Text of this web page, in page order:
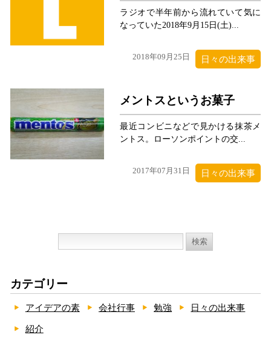
ラジオで半年前から流れていて気に
なっていた2018年9月15日(土)...
2018年09月25日 日々の出来事
メントスというお菓子
最近コンビニなどで見かける抹茶メ
ントス。ローソンポイントの交...
2017年07月31日 日々の出来事
検
カテゴリー
アイデアの素 会社行事 勉強 日々の出来事
紹介